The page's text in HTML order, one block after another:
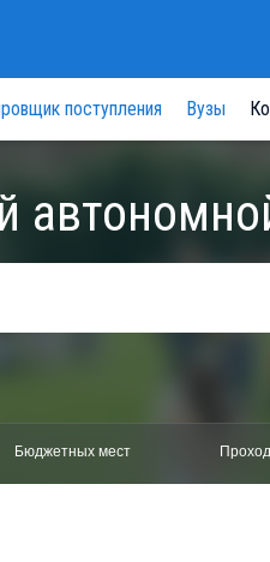
поступления Вузы
Бюджетных мест